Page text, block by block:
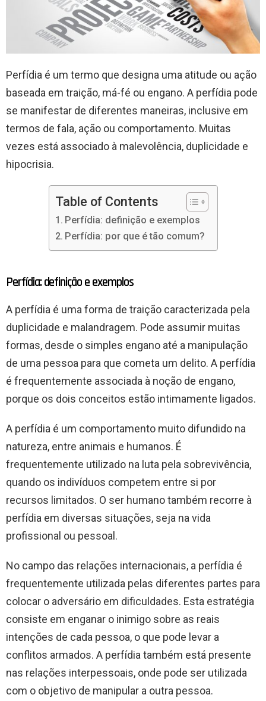
Perfídia é um termo que designa uma atitude ou ação
baseada em traição, má-fé ou engano. A perfídia pode
se manifestar de diferentes maneiras, inclusive em
termos de fala, ação ou comportamento. Muitas
vezes está associado à malevolência, duplicidade e
hipocrisia.
Table of Contents
Perfídia: definição e exemplos
Perfídia: por que é tão comum?
Perfídia: definição e exemplos
A perfídia é uma forma de traição caracterizada pela
duplicidade e malandragem. Pode assumir muitas
formas, desde o simples engano até a manipulação
de uma pessoa para que cometa um delito. A perfídia
é frequentemente associada à noção de engano,
porque os dois conceitos estão intimamente ligados.
A perfídia é um comportamento muito difundido na
natureza, entre animais e humanos. É
frequentemente utilizado na luta pela sobrevivência,
quando os indivíduos competem entre si por
recursos limitados. O ser humano também recorre à
perfídia em diversas situações, seja na vida
profissional ou pessoal.
No campo das relações internacionais, a perfídia é
frequentemente utilizada pelas diferentes partes para
colocar o adversário em dificuldades. Esta estratégia
consiste em enganar o inimigo sobre as reais
intenções de cada pessoa, o que pode levar a
conflitos armados. A perfídia também está presente
nas relações interpessoais, onde pode ser utilizada
com o objetivo de manipular a outra pessoa.